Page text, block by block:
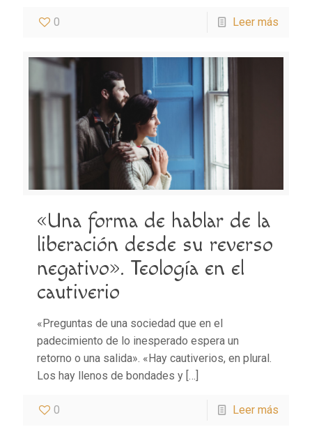
0 Leer más
«Una forma de hablar de la
liberación desde su reverso
negativo». Teología en el
cautiverio
«Preguntas de una sociedad que en el
padecimiento de lo inesperado espera un
retorno o una salida». «Hay cautiverios, en plural.
Los hay llenos de bondades y […]
0 Leer más